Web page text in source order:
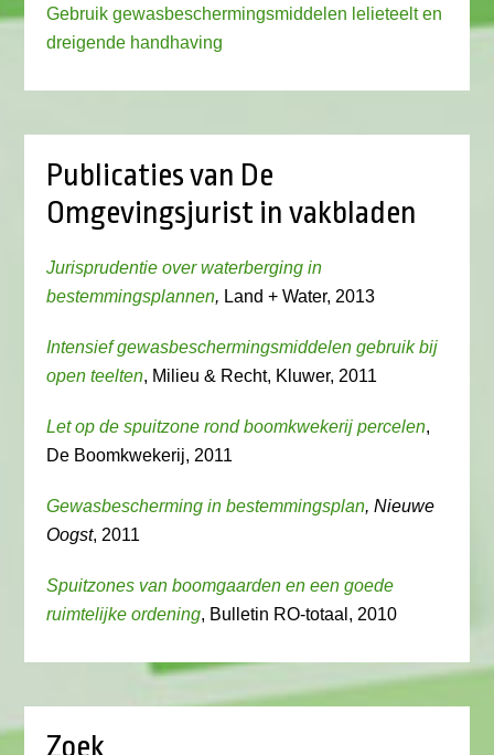
Gebruik gewasbeschermingsmiddelen lelieteelt en
dreigende handhaving
Publicaties van De
Omgevingsjurist in vakbladen
Jurisprudentie over waterberging in
bestemmingsplannen, Land + Water, 2013
Intensief gewasbeschermingsmiddelen gebruik bij
open teelten, Milieu & Recht, Kluwer, 2011
Let op de spuitzone rond boomkwekerij percelen,
De Boomkwekerij, 2011
Gewasbescherming in bestemmingsplan, Nieuwe
Oogst, 2011
Spuitzones van boomgaarden en een goede
ruimtelijke ordening, Bulletin RO-totaal, 2010
Zoek